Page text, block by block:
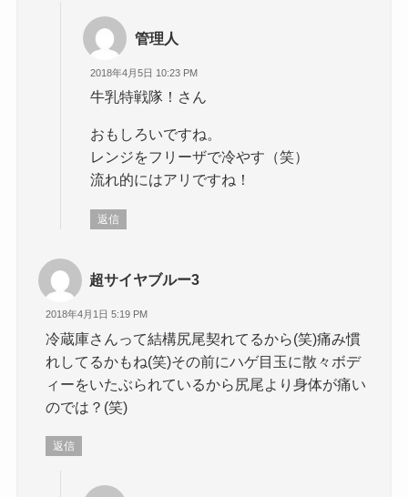
管理人
2018年4月5日 10:23 PM
牛乳特戦隊！さん
おもしろいですね。
レンジをフリーザで冷やす（笑）
流れ的にはアリですね！
返信
超サイヤブルー3
2018年4月1日 5:19 PM
冷蔵庫さんって結構尻尾契れてるから(笑)痛み慣
れしてるかもね(笑)その前にハゲ目玉に散々ボデ
ィーをいたぶられているから尻尾より身体が痛い
のでは？(笑)
返信